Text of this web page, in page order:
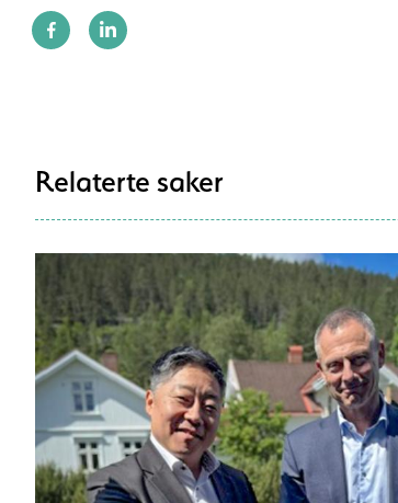
Relaterte saker